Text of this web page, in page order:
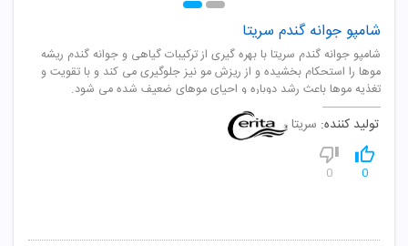
شامپو جوانه گندم سریتا
شامپو جوانه گندم سريتا با بهره گيری از ترکيبات گياهی و جوانه گندم ريشه
موها را استحکام بخشيده و از ريزش مو نيز جلوگيری می کند و با تقويت و
تغذيه موها باعث رشد دوباره و احيای موهای ضعيف شده می شود.
تولید کننده: سریتا
0
0